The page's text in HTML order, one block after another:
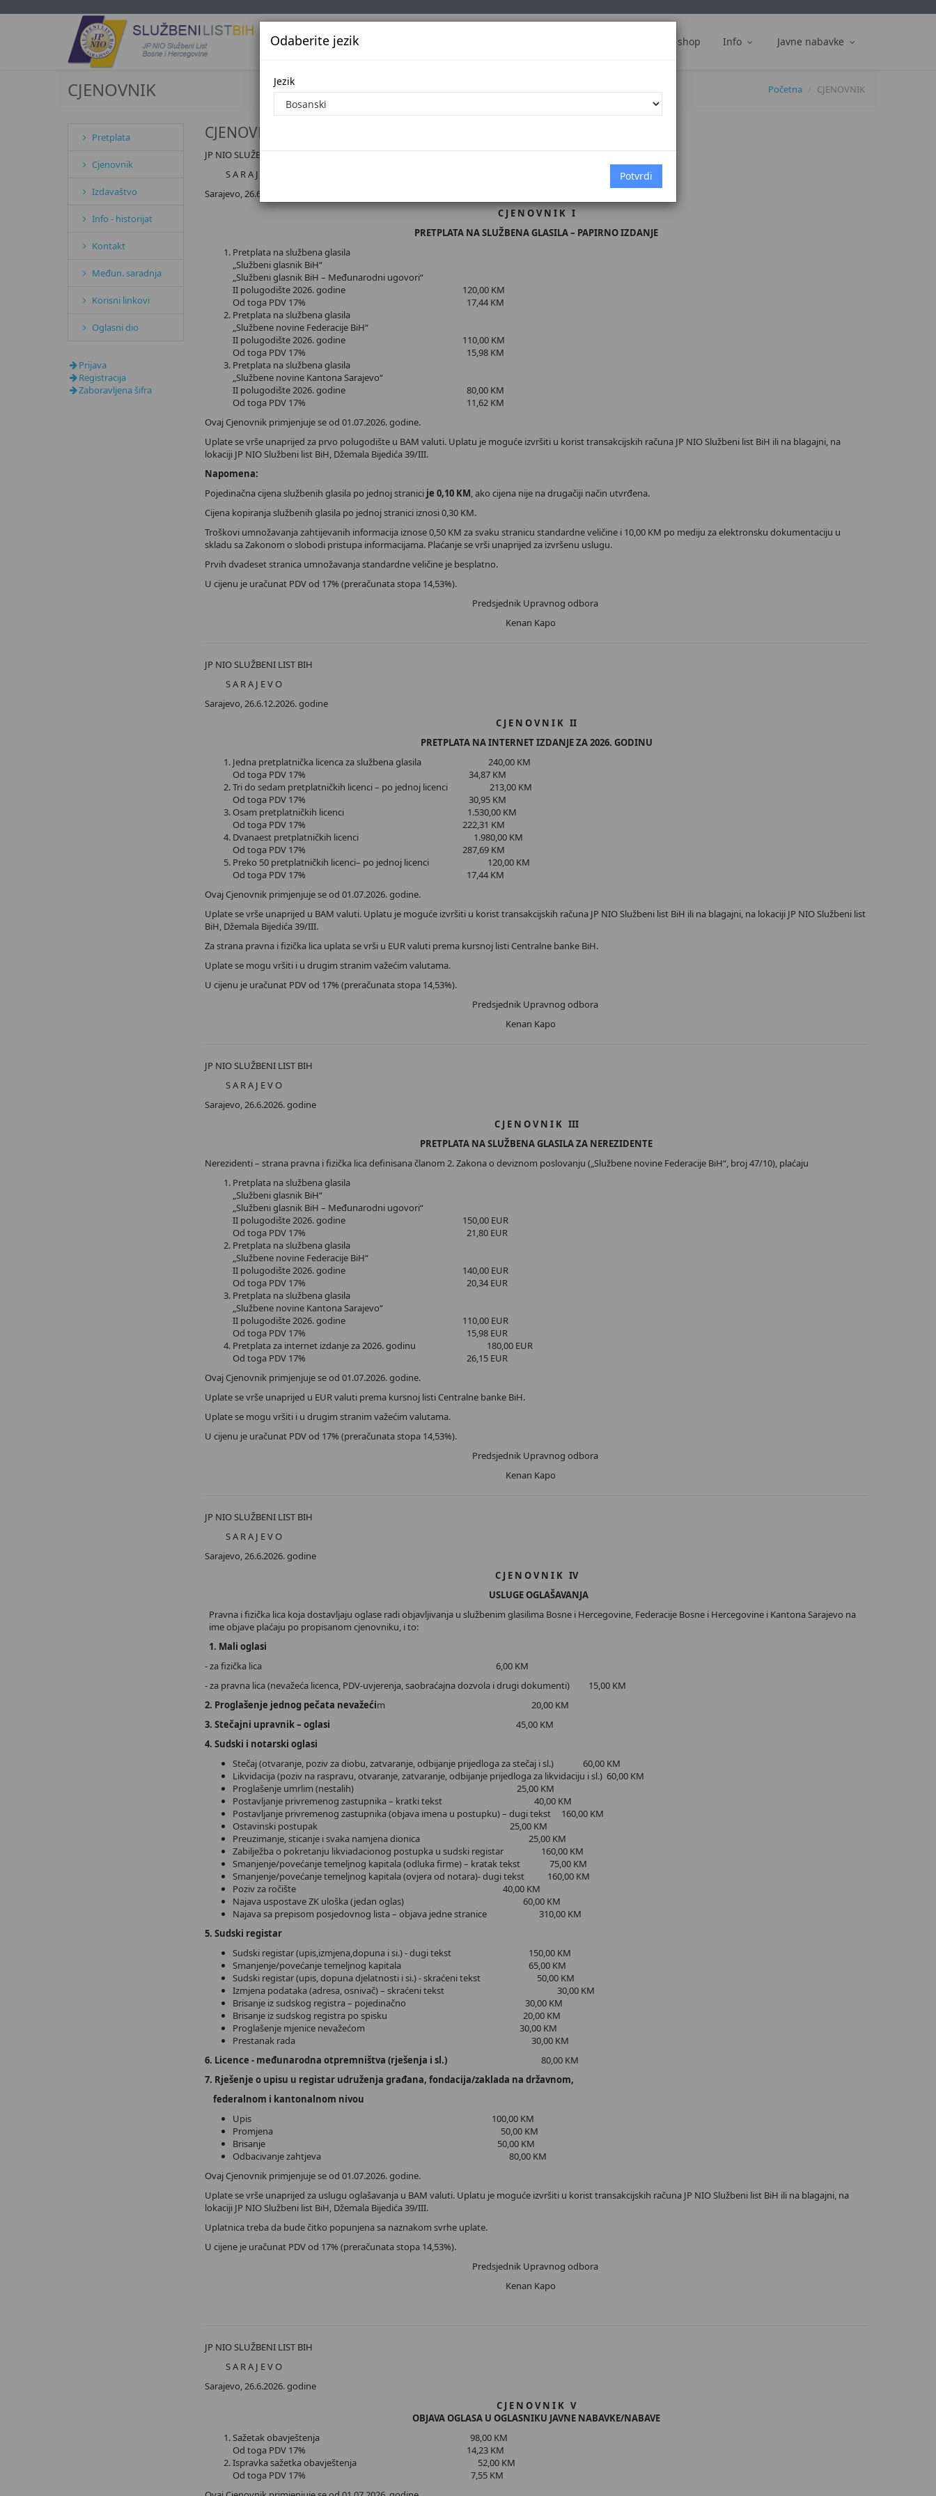
Jezik Službena glasila Web shop Info Javne nabavke
Odaberite jezik
Jezik
CJENOVNIK Početna CJENOVNIK
Pretplata
Cjenovnik
Izdavaštvo
Info - historijat
Kontakt
Međun. saradnja
Korisni linkovi
Oglasni dio
Prijava
Registracija
Zaboravljena šifra
CJENOVNIK
JP NIO SLUŽBENI LIST BIH
S A R A J E V O
Sarajevo, 26.6.2026. godine
C J E N O V N I K I
PRETPLATA NA SLUŽBENA GLASILA – PAPIRNO IZDANJE
Pretplata na službena glasila
„Službeni glasnik BiH“
„Službeni glasnik BiH – Međunarodni ugovori“
II polugodište 2026. godine 120,00 KM
Od toga PDV 17% 17,44 KM
Pretplata na službena glasila
„Službene novine Federacije BiH“
II polugodište 2026. godine 110,00 KM
Od toga PDV 17% 15,98 KM
Pretplata na službena glasila
„Službene novine Kantona Sarajevo“
II polugodište 2026. godine 80,00 KM
Od toga PDV 17% 11,62 KM
Ovaj Cjenovnik primjenjuje se od 01.07.2026. godine.
Uplate se vrše unaprijed za prvo polugodište u BAM valuti. Uplatu je moguće izvršiti u korist transakcijskih računa JP NIO Službeni list BiH ili na blagajni, na
lokaciji JP NIO Službeni list BiH, Džemala Bijedića 39/III.
Napomena:
Pojedinačna cijena službenih glasila po jednoj stranici je 0,10 KM, ako cijena nije na drugačiji način utvrđena.
Cijena kopiranja službenih glasila po jednoj stranici iznosi 0,30 KM.
Troškovi umnožavanja zahtijevanih informacija iznose 0,50 KM za svaku stranicu standardne veličine i 10,00 KM po mediju za elektronsku dokumentaciju u
skladu sa Zakonom o slobodi pristupa informacijama. Plaćanje se vrši unaprijed za izvršenu uslugu.
Prvih dvadeset stranica umnožavanja standardne veličine je besplatno.
U cijenu je uračunat PDV od 17% (preračunata stopa 14,53%).
Predsjednik Upravnog odbora
Kenan Kapo
JP NIO SLUŽBENI LIST BIH
S A R A J E V O
Sarajevo, 26.6.12.2026. godine
C J E N O V N I K II
PRETPLATA NA INTERNET IZDANJE ZA 2026. GODINU
Jedna pretplatnička licenca za službena glasila 240,00 KM
Od toga PDV 17% 34,87 KM
Tri do sedam pretplatničkih licenci – po jednoj licenci 213,00 KM
Od toga PDV 17% 30,95 KM
Osam pretplatničkih licenci 1.530,00 KM
Od toga PDV 17% 222,31 KM
Dvanaest pretplatničkih licenci 1.980,00 KM
Od toga PDV 17% 287,69 KM
Preko 50 pretplatničkih licenci– po jednoj licenci 120,00 KM
Od toga PDV 17% 17,44 KM
Ovaj Cjenovnik primjenjuje se od 01.07.2026. godine.
Uplate se vrše unaprijed u BAM valuti. Uplatu je moguće izvršiti u korist transakcijskih računa JP NIO Službeni list BiH ili na blagajni, na lokaciji JP NIO Službeni list
BiH, Džemala Bijedića 39/III.
Za strana pravna i fizička lica uplata se vrši u EUR valuti prema kursnoj listi Centralne banke BiH.
Uplate se mogu vršiti i u drugim stranim važećim valutama.
U cijenu je uračunat PDV od 17% (preračunata stopa 14,53%).
Predsjednik Upravnog odbora
Kenan Kapo
JP NIO SLUŽBENI LIST BIH
S A R A J E V O
Sarajevo, 26.6.2026. godine
C J E N O V N I K III
PRETPLATA NA SLUŽBENA GLASILA ZA NEREZIDENTE
Nerezidenti – strana pravna i fizička lica definisana članom 2. Zakona o deviznom poslovanju („Službene novine Federacije BiH“, broj 47/10), plaćaju
Pretplata na službena glasila
„Službeni glasnik BiH“
„Službeni glasnik BiH – Međunarodni ugovori“
II polugodište 2026. godine 150,00 EUR
Od toga PDV 17% 21,80 EUR
Pretplata na službena glasila
„Službene novine Federacije BiH“
II polugodište 2026. godine 140,00 EUR
Od toga PDV 17% 20,34 EUR
Pretplata na službena glasila
„Službene novine Kantona Sarajevo“
II polugodište 2026. godine 110,00 EUR
Od toga PDV 17% 15,98 EUR
Pretplata za internet izdanje za 2026. godinu 180,00 EUR
Od toga PDV 17% 26,15 EUR
Ovaj Cjenovnik primjenjuje se od 01.07.2026. godine.
Uplate se vrše unaprijed u EUR valuti prema kursnoj listi Centralne banke BiH.
Uplate se mogu vršiti i u drugim stranim važećim valutama.
U cijenu je uračunat PDV od 17% (preračunata stopa 14,53%).
Predsjednik Upravnog odbora
Kenan Kapo
JP NIO SLUŽBENI LIST BIH
S A R A J E V O
Sarajevo, 26.6.2026. godine
C J E N O V N I K IV
USLUGE OGLAŠAVANJA
Pravna i fizička lica koja dostavljaju oglase radi objavljivanja u službenim glasilima Bosne i Hercegovine, Federacije Bosne i Hercegovine i Kantona Sarajevo na
ime objave plaćaju po propisanom cjenovniku, i to:
1. Mali oglasi
- za fizička lica 6,00 KM
- za pravna lica (nevažeća licenca, PDV-uvjerenja, saobraćajna dozvola i drugi dokumenti) 15,00 KM
2. Proglašenje jednog pečata nevažećim 20,00 KM
3. Stečajni upravnik – oglasi
45,00 KM
4. Sudski i notarski oglasi
Stečaj (otvaranje, poziv za diobu, zatvaranje, odbijanje prijedloga za stečaj i sl.) 60,00 KM
Likvidacija (poziv na raspravu, otvaranje, zatvaranje, odbijanje prijedloga za likvidaciju i sl.) 60,00 KM
Proglašenje umrlim (nestalih) 25,00 KM
Postavljanje privremenog zastupnika – kratki tekst 40,00 KM
Postavljanje privremenog zastupnika (objava imena u postupku) – dugi tekst 160,00 KM
Ostavinski postupak 25,00 KM
Preuzimanje, sticanje i svaka namjena dionica 25,00 KM
Zabilježba o pokretanju likviadacionog postupka u sudski registar 160,00 KM
Smanjenje/povećanje temeljnog kapitala (odluka firme) – kratak tekst 75,00 KM
Smanjenje/povećanje temeljnog kapitala (ovjera od notara)- dugi tekst 160,00 KM
Poziv za ročište 40,00 KM
Najava uspostave ZK uloška (jedan oglas) 60,00 KM
Najava sa prepisom posjedovnog lista – objava jedne stranice 310,00 KM
5. Sudski registar
Sudski registar (upis,izmjena,dopuna i si.) - dugi tekst 150,00 KM
Smanjenje/povećanje temeljnog kapitala 65,00 KM
Sudski registar (upis, dopuna djelatnosti i si.) - skraćeni tekst 50,00 KM
Izmjena podataka (adresa, osnivač) – skraćeni tekst 30,00 KM
Brisanje iz sudskog registra – pojedinačno 30,00 KM
Brisanje iz sudskog registra po spisku 20,00 KM
Proglašenje mjenice nevažećom 30,00 KM
Prestanak rada 30,00 KM
6. Licence - međunarodna otpremništva (rješenja i sl.)
80,00 KM
7. Rješenje o upisu u registar udruženja građana, fondacija/zaklada na državnom,
federalnom i kantonalnom nivou
Upis 100,00 KM
Promjena 50,00 KM
Brisanje 50,00 KM
Odbacivanje zahtjeva 80,00 KM
Ovaj Cjenovnik primjenjuje se od 01.07.2026. godine.
Uplate se vrše unaprijed za uslugu oglašavanja u BAM valuti. Uplatu je moguće izvršiti u korist transakcijskih računa JP NIO Službeni list BiH ili na blagajni, na
lokaciji JP NIO Službeni list BiH, Džemala Bijedića 39/III.
Uplatnica treba da bude čitko popunjena sa naznakom svrhe uplate.
U cijene je uračunat PDV od 17% (preračunata stopa 14,53%).
Predsjednik Upravnog odbora
Kenan Kapo
JP NIO SLUŽBENI LIST BIH
S A R A J E V O
Sarajevo, 26.6.2026. godine
C J E N O V N I K V
OBJAVA OGLASA U OGLASNIKU JAVNE NABAVKE/NABAVE
Sažetak obavještenja 98,00 KM
Od toga PDV 17% 14,23 KM
Ispravka sažetka obavještenja 52,00 KM
Od toga PDV 17% 7,55 KM